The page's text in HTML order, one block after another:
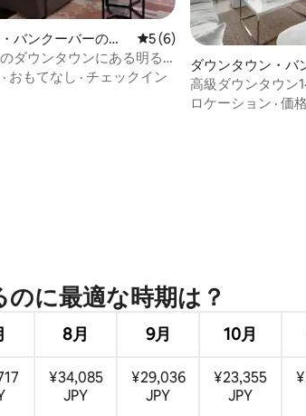
つ星の平均評価
バンクーバーのコ
レビュー6件、5つ星中5つ
5 (6)
ダウンタウンにある明る
1ベッドルームのコンドミ
· おもてなし · チェックイン
ダウンタウン・バ
マンション・アパ
高級ダウンタウン
ジム｜スタジアム
ロケーション · 価格
に最⁠適⁠な時⁠期⁠は⁠？
8月 9月 10月
¥34,085
JPY
¥29,036
JPY
¥23,355
JPY